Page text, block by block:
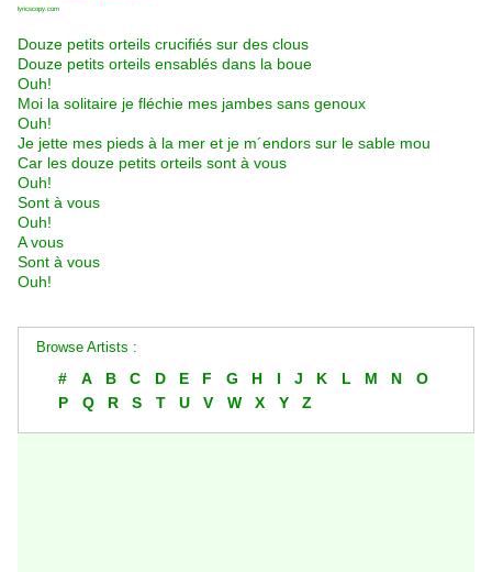
lyricscopy.com
Douze petits orteils crucifiés sur des clous
Douze petits orteils ensablés dans la boue
Ouh!
Moi la solitaire je fléchie mes jambes sans genoux
Ouh!
Je jette mes pieds à la mer et je m´endors sur le sable mou
Car les douze petits orteils sont à vous
Ouh!
Sont à vous
Ouh!
A vous
Sont à vous
Ouh!
Browse Artists :
# A B C D E F G H I J K L M N
O
P
Q R S T U V W X Y Z